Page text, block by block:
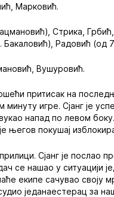
Марковић.
Стрика, Грбић,
Радовић (од
Вушуровић.
притисак на
игре. Сјанг је
напад по левом
његов покушај
Сјанг је послао
се нашао у ситуацији
екипе сачувао своју
једанаестерац за